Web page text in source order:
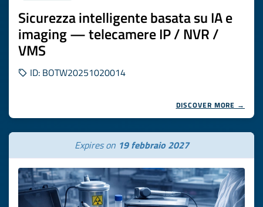
Sicurezza intelligente basata su IA e
imaging — telecamere IP / NVR /
VMS
ID: BOTW20251020014
DISCOVER MORE →
Expires on 19 febbraio 2027